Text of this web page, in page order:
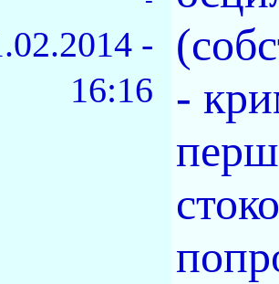
-
16:16 -